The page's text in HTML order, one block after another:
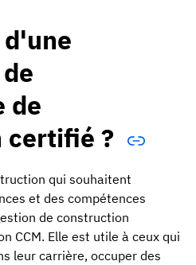
de
certifié ?
qui souhaitent
et des compétences
de construction
CCM. Elle est utile à ceux qui
leur carrière, occuper des